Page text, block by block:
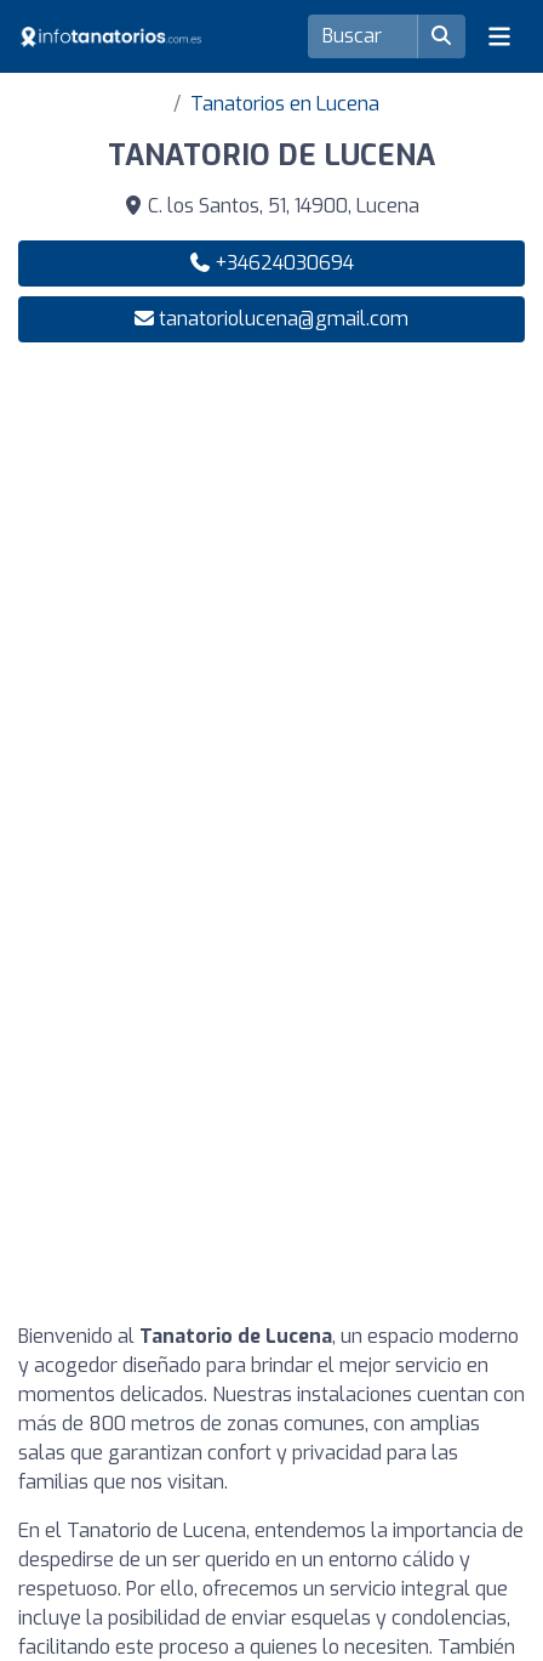
Tanatorios en Lucena
TANATORIO DE LUCENA
C. los Santos, 51, 14900, Lucena
+34624030694
tanatoriolucena@gmail.com
Bienvenido al Tanatorio de Lucena, un espacio moderno
y acogedor diseñado para brindar el mejor servicio en
momentos delicados. Nuestras instalaciones cuentan con
más de 800 metros de zonas comunes, con amplias
salas que garantizan confort y privacidad para las
familias que nos visitan.
En el Tanatorio de Lucena, entendemos la importancia de
despedirse de un ser querido en un entorno cálido y
respetuoso. Por ello, ofrecemos un servicio integral que
incluye la posibilidad de enviar esquelas y condolencias,
facilitando este proceso a quienes lo necesiten. También